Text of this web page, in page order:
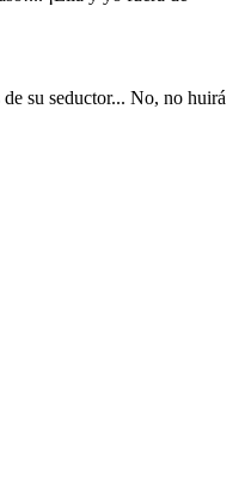
su seductor... No, no huirá